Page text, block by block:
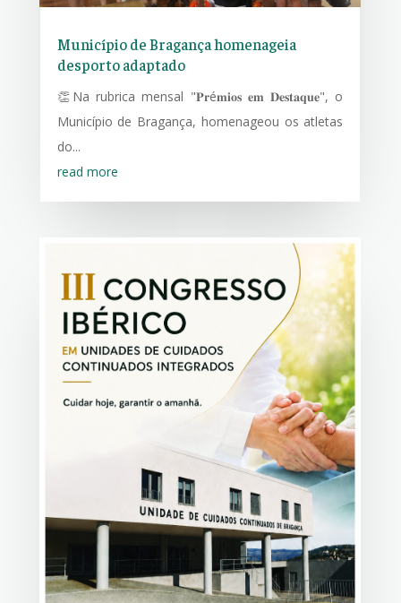
Município de Bragança homenageia
desporto adaptado
👏Na rubrica mensal "𝐏𝐫é𝐦𝐢𝐨𝐬 𝐞𝐦 𝐃𝐞𝐬𝐭𝐚𝐪𝐮𝐞", o
Município de Bragança, homenageou os atletas
do...
read more